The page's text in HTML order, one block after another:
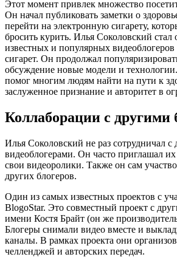
Этот момент привлек множество
Он начал публиковать заметки о
перейти на электронную сигарету,
бросить курить. Илья Соколовский
известных и популярных
сигарет. Он продолжал
обсуждение новые модели и
помог многим людям найти на пути к
заслуженное признание и авторитет в
Коллаборации с другими
Илья Соколовский не раз сотрудничал с
видеоблогерами. Он часто приглашал
свои видеоролики. Также он сам
других блогеров.
Один из самых известных проектов с
BlogoStar. Это совместный проект с
имени Костя Брайт (он же
Блогеры снимали видео вместе и
каналы. В рамках проекта они
челленджей и авторских передач.